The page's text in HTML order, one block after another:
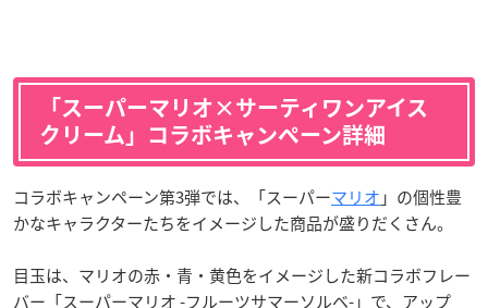
「スーパーマリオ×サーティワンアイス
クリーム」コラボキャンペーン詳細
コラボキャンペーン第3弾では、「スーパーマリオ 」の個性豊
かなキャラクターたちをイメージした商品が盛りだくさん。
目玉は、マリオの赤・青・黄色をイメージした新コラボフレー
バー「スーパーマリオ -フルーツサマーソルベ-」で、アップ